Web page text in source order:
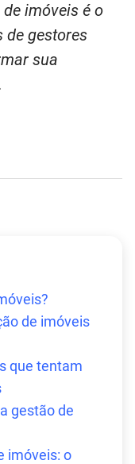
imóveis é o
de gestores
sua
de imóveis
que tentam
gestão de
imóveis: o